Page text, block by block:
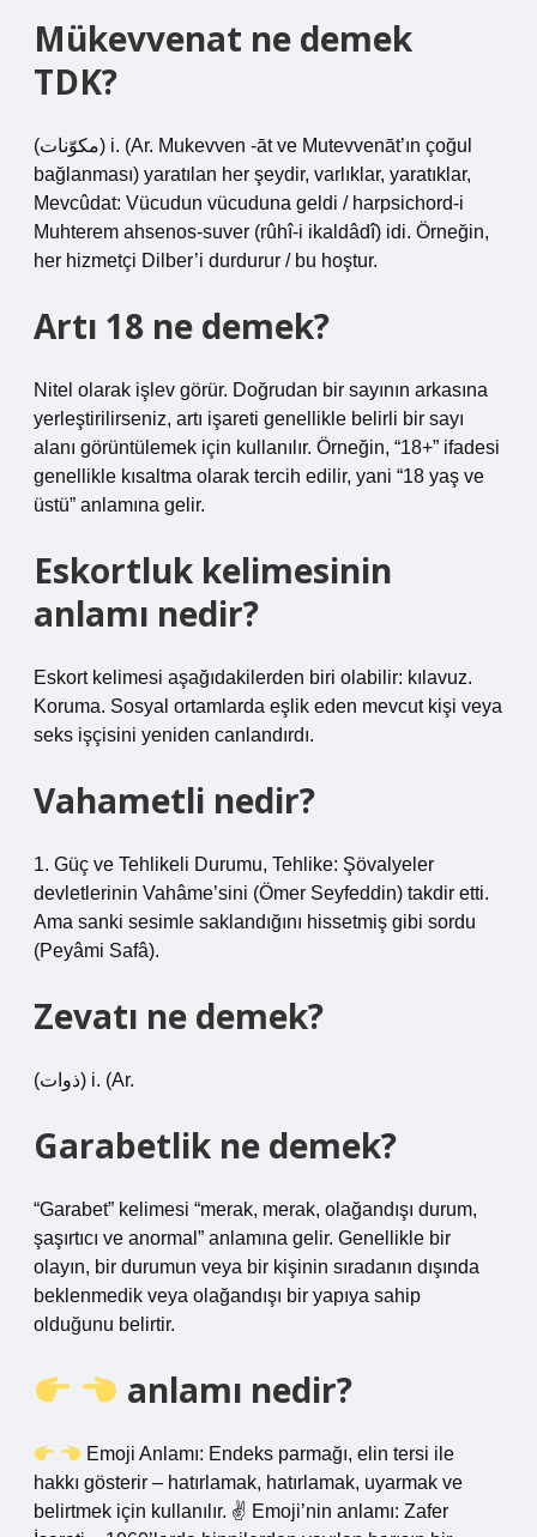
Mükevvenat ne demek
TDK?
(ﻣﻜﻮّﻧﺎﺕ) i. (Ar. Mukevven -āt ve Mutevvenāt’ın çoğul
bağlanması) yaratılan her şeydir, varlıklar, yaratıklar,
Mevcûdat: Vücudun vücuduna geldi / harpsichord-i
Muhterem ahsenos-suver (rûhî-i ikaldâdî) idi. Örneğin,
her hizmetçi Dilber’i durdurur / bu hoştur.
Artı 18 ne demek?
Nitel olarak işlev görür. Doğrudan bir sayının arkasına
yerleştirilirseniz, artı işareti genellikle belirli bir sayı
alanı görüntülemek için kullanılır. Örneğin, “18+” ifadesi
genellikle kısaltma olarak tercih edilir, yani “18 yaş ve
üstü” anlamına gelir.
Eskortluk kelimesinin
anlamı nedir?
Eskort kelimesi aşağıdakilerden biri olabilir: kılavuz.
Koruma. Sosyal ortamlarda eşlik eden mevcut kişi veya
seks işçisini yeniden canlandırdı.
Vahametli nedir?
1. Güç ve Tehlikeli Durumu, Tehlike: Şövalyeler
devletlerinin Vahâme’sini (Ömer Seyfeddin) takdir etti.
Ama sanki sesimle saklandığını hissetmiş gibi sordu
(Peyâmi Safâ).
Zevatı ne demek?
(ﺫﻭﺍﺕ) i. (Ar.
Garabetlik ne demek?
“Garabet” kelimesi “merak, merak, olağandışı durum,
şaşırtıcı ve anormal” anlamına gelir. Genellikle bir
olayın, bir durumun veya bir kişinin sıradanın dışında
beklenmedik veya olağandışı bir yapıya sahip
olduğunu belirtir.
anlamı nedir?
Emoji Anlamı: Endeks parmağı, elin tersi ile
hakkı gösterir – hatırlamak, hatırlamak, uyarmak ve
belirtmek için kullanılır. ✌ Emoji’nin anlamı: Zafer